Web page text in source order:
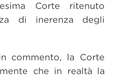
Corte ritenuto
di inerenza degli
commento, la Corte
che in realtà la